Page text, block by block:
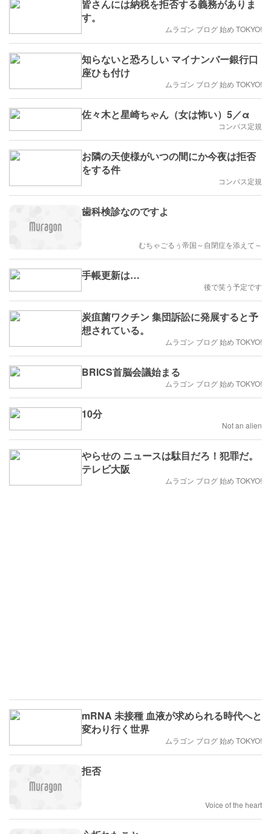
皆さんには納税を拒否する義務がありま
す。
ムラゴン ブログ 始め TOKYO!
知らないと恐ろしい マイナンバー銀行口
座ひも付け
ムラゴン ブログ 始め TOKYO!
佐々木と星崎ちゃん（女は怖い）5／α
コンパス定規
お隣の天使様がいつの間にか今夜は拒否
をする件
コンパス定規
歯科検診なのですよ
むちゃごるぅ帝国～自閉症を添えて～
手帳更新は…
後で笑う予定です
炭疽菌ワクチン 集団訴訟に発展すると予
想されている。
ムラゴン ブログ 始め TOKYO!
BRICS首脳会議始まる
ムラゴン ブログ 始め TOKYO!
10分
Not an alien
やらせの ニュースは駄目だろ！犯罪だ。
テレビ大阪
ムラゴン ブログ 始め TOKYO!
mRNA 未接種 血液が求められる時代へと
変わり行く世界
ムラゴン ブログ 始め TOKYO!
拒否
Voice of the heart